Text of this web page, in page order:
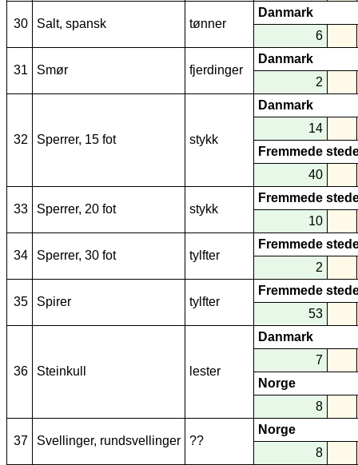
30 Salt, spansk tønner
Danmark
6
31 Smør fjerdinger
Danmark
2
32 Sperrer, 15 fot stykk
Danmark
14
Fremmede
40
33 Sperrer, 20 fot stykk
Fremmede
10
34 Sperrer, 30 fot tylfter
Fremmede
2
35 Spirer tylfter
Fremmede
53
36 Steinkull lester
Danmark
7
Norge
8
37 Svellinger, rundsvellinger ??
Norge
8